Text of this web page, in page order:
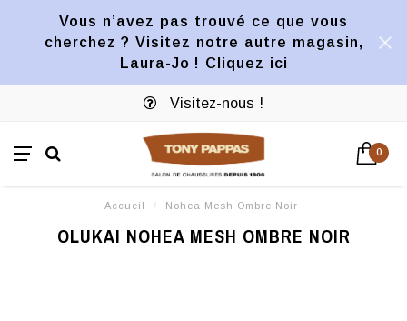
Vous n’avez pas trouvé ce que vous
cherchez ? Visitez notre autre magasin,
Laura-Jo ! Cliquez ici
Visitez-nous !
0
Accueil / Nohea Mesh Ombre Noir
OLUKAI NOHEA MESH OMBRE NOIR